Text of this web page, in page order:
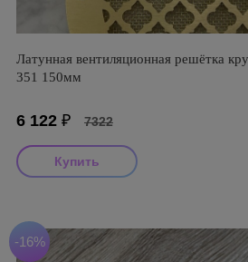
Латунная вентиляционная решётка
351 150мм
6 122 ₽ 7322
-16%